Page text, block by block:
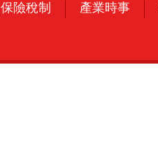
保險稅制 產業時事